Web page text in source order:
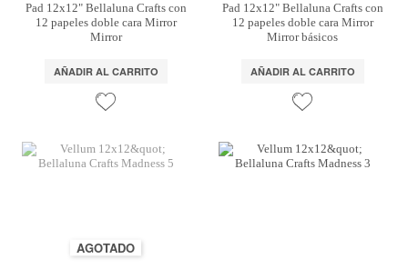
Pad 12x12" Bellaluna Crafts con
12 papeles doble cara Mirror
Mirror
AÑADIR AL CARRITO
Pad 12x12" Bellaluna Crafts con
12 papeles doble cara Mirror
Mirror básicos
AÑADIR AL CARRITO
AGOTADO